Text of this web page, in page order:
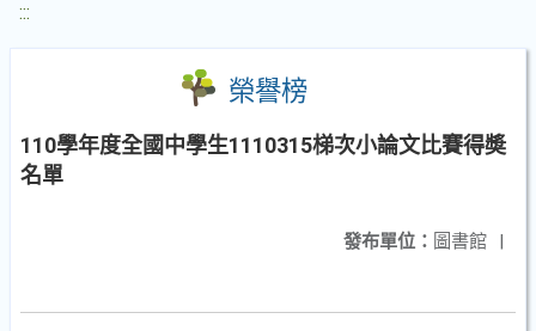
:::
榮譽榜
110學年度全國中學生1110315梯次小論文比賽得奬
名單
發布單位： 圖書館 |